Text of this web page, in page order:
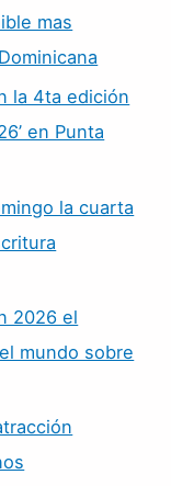
mas
la 4ta edición
en Punta
la cuarta
2026 el
mundo sobre